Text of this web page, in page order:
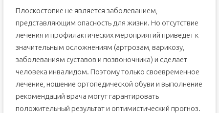
Плоскостопие не является заболеванием,
представляющим опасность для жизни. Но отсутствие
лечения и профилактических мероприятий приведет к
значительным осложнениям (артрозам, варикозу,
заболеваниям суставов и позвоночника) и сделает
человека инвалидом. Поэтому только своевременное
лечение, ношение ортопедической обуви и выполнение
рекомендаций врача могут гарантировать
положительный результат и оптимистический прогноз.